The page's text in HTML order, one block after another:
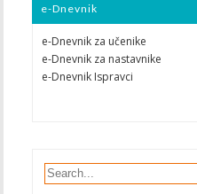
e-Dnevnik
e-Dnevnik za učenike
e-Dnevnik za nastavnike
e-Dnevnik Ispravci